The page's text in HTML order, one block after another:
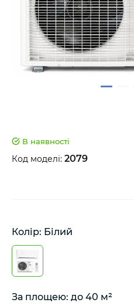
В наявності
Код моделі: 2079
Колір: Білий
За площею: до 40 м²